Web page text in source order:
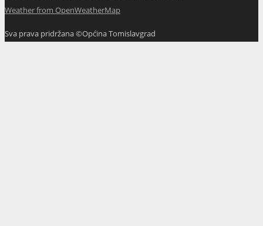
Weather from OpenWeatherMap
Sva prava pridržana ©Općina Tomislavgrad